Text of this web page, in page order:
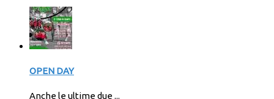
OPEN DAY
Anche le ultime due ...